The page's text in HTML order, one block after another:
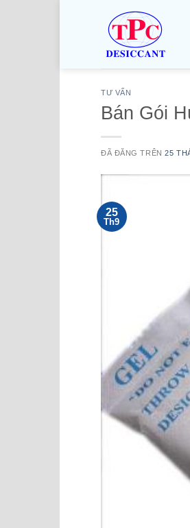
TƯ VẤN
Bán Gói
ĐÃ ĐĂNG TRÊN25
25
Th9